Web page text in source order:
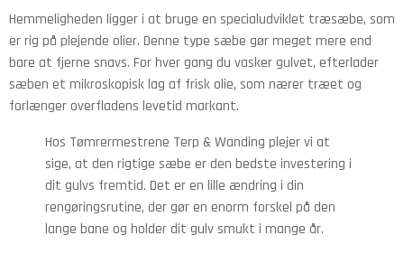
Hemmeligheden ligger i at bruge en specialudviklet træsæbe, som
er rig på plejende olier. Denne type sæbe gør meget mere end
bare at fjerne snavs. For hver gang du vasker gulvet, efterlader
sæben et mikroskopisk lag af frisk olie, som nærer træet og
forlænger overfladens levetid markant.
Hos Tømrermestrene Terp & Wanding plejer vi at
sige, at den rigtige sæbe er den bedste investering i
dit gulvs fremtid. Det er en lille ændring i din
rengøringsrutine, der gør en enorm forskel på den
lange bane og holder dit gulv smukt i mange år.